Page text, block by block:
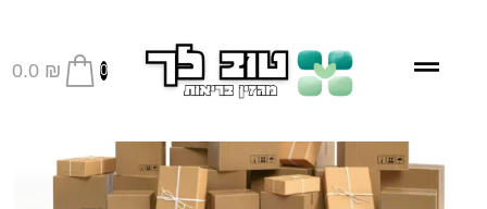
0
0.0 ₪